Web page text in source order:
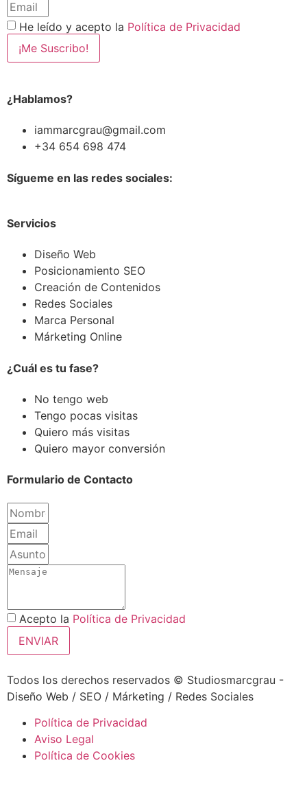
He leído y acepto la Política de Privacidad
¡Me Suscribo!
¿Hablamos?
iammarcgrau@gmail.com
+34 654 698 474
Sígueme en las redes sociales:
Servicios
Diseño Web
Posicionamiento SEO
Creación de Contenidos
Redes Sociales
Marca Personal
Márketing Online
¿Cuál es tu fase?
No tengo web
Tengo pocas visitas
Quiero más visitas
Quiero mayor conversión
Formulario de Contacto
Acepto la Política de Privacidad
ENVIAR
Todos los derechos reservados © Studiosmarcgrau -
Diseño Web / SEO / Márketing / Redes Sociales
Política de Privacidad
Aviso Legal
Política de Cookies